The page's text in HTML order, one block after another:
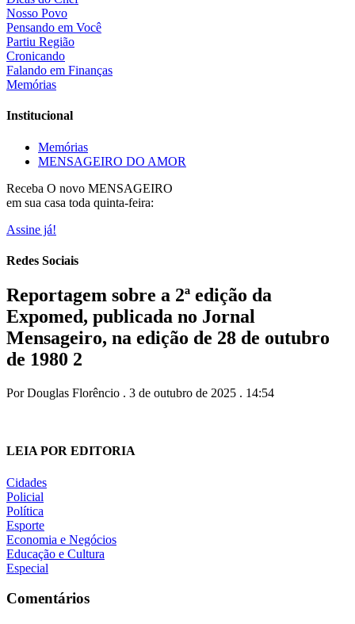
Nosso Povo
Pensando em Você
Partiu Região
Cronicando
Falando em Finanças
Memórias
Institucional
Memórias
MENSAGEIRO DO AMOR
Receba O novo MENSAGEIRO
em sua casa toda quinta-feira:
Assine já!
Redes Sociais
Reportagem sobre a 2ª edição da
Expomed, publicada no Jornal
Mensageiro, na edição de 28 de outubro
de 1980 2
Por Douglas Florêncio . 3 de outubro de 2025 . 14:54
LEIA POR EDITORIA
Cidades
Policial
Política
Esporte
Economia e Negócios
Educação e Cultura
Especial
Comentários